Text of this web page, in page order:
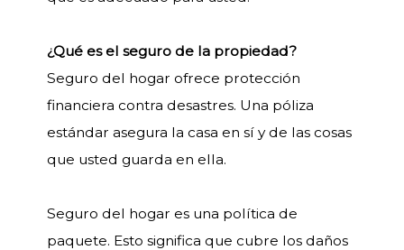
¿Qué es el seguro de la propiedad?
Seguro del hogar ofrece protección
financiera contra desastres. Una póliza
estándar asegura la casa en sí y de las cosas
que usted guarda en ella.
Seguro del hogar es una política de
paquete. Esto significa que cubre los daños